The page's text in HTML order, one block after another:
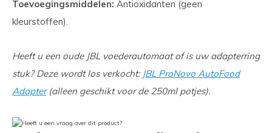
Toevoegingsmiddelen: Antioxidanten (geen
kleurstoffen).
Heeft u een oude JBL voederautomaat of is uw adapterring
stuk? Deze wordt los verkocht: JBL ProNovo AutoFood
Adapter(alleen geschikt voor de 250ml potjes).